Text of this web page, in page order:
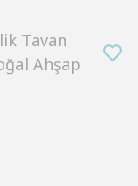
Tavan
Ahşap